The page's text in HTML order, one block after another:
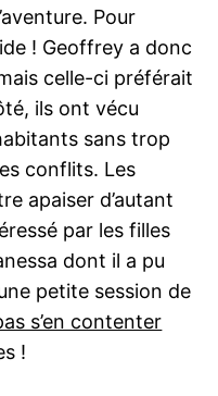
Pour
! Geoffrey a donc
celle-ci préférait
ils ont vécu
sans trop
conflits. Les
apaiser d’autant
par les filles
dont il a pu
petite session de
s’en contenter
!